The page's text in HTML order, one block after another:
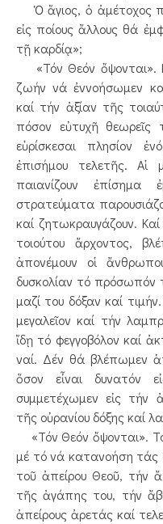
Ὁ ἅγιος, ὁ ἀμέτοχος
εἰς ποίους ἄλλους θά
τῇ καρδίᾳ»;
«Τόν Θεόν ὄψονται».
ζωήν νά ἐννοήσωμεν
καί τήν ἀξίαν τῆς
πόσον εὐτυχῆ
εὑρίσκεσαι πλησίον
ἐπισήμου τελετῆς. Αἱ
παιανίζουν ἐπίσημα
στρατεύματα
καί ζητωκραυγάζουν.
τοιούτου ἄρχοντος,
ἀπονέμουν οἱ
δυσκολίαν τό πρόσωπόν
μαζί του δόξαν καί
μεγαλεῖον καί τήν
ἴδῃ τό φεγγοβόλον καί
ναί. Δέν θά βλέπωμεν
ὅσον εἶναι δυνατόν
συμμετέχωμεν εἰς τήν
τῆς οὐρανίου δόξης καί
«Τόν Θεόν ὄψονται». Τό
μέ τό νά κατανοήση τάς
τοῦ ἀπείρου Θεοῦ, τήν
τῆς ἀγάπης του, τήν
ἀπείρους ἀρετάς καί